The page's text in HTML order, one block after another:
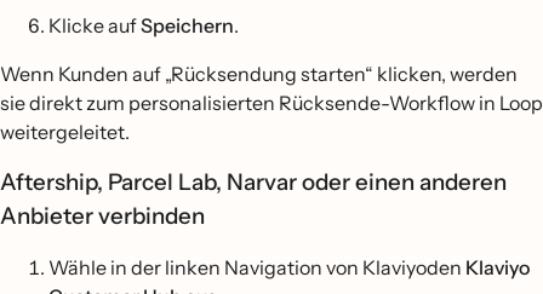
Klicke aufSpeichern.
Wenn Kunden auf „Rücksendung starten“ klicken, werden
sie direkt zum personalisierten Rücksende-Workflow in Loop
weitergeleitet.
Aftership, Parcel Lab, Narvar oder einen anderen
Anbieter verbinden
Wähle in der linken Navigation von Klaviyoden Klaviyo